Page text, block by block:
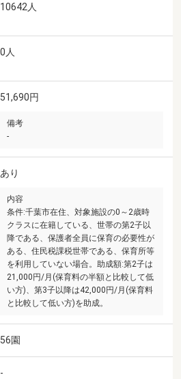
10642人
0人
51,690円
備考
-
あり
内容
条件:千葉市在住、対象施設の0～2歳時
クラスに在籍している、世帯の第2子以
降である、保護者全員に保育の必要性が
ある、住民税課税世帯である、保育所等
を利用していない場合。助成額:第2子は
21,000円/月(保育料の半額と比較して低
い方)、第3子以降は42,000円/月(保育料
と比較して低い方)を助成。
56園
-